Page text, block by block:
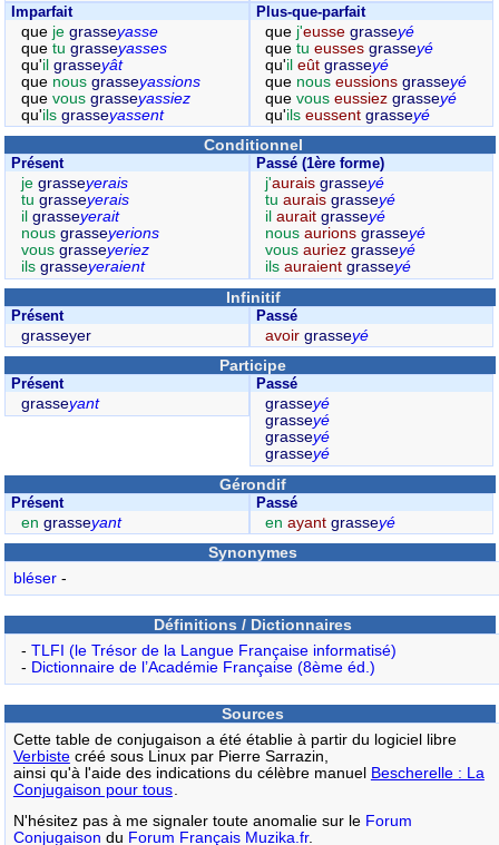
Imparfait
que je grasseyasse
que tu grasseyasses
qu'il grasseyât
que nous grasseyassions
que vous grasseyassiez
qu'ils grasseyassent
Plus-que-parfait
que j'eusse grasseyé
quetueusses grasseyé
qu'ileût grasseyé
que nouseussions grasseyé
quevouseussiez grasseyé
qu'ilseussent grasseyé
Conditionnel
Présent
je grasseyerais
tu grasseyerais
il grasseyerait
nous grasseyerions
vous grasseyeriez
ils grasseyeraient
Passé (1ère forme)
j'aurais grasseyé
tuaurais grasseyé
ilaurait grasseyé
nousaurions grasseyé
vousauriez grasseyé
ilsauraient grasseyé
Infinitif
Présent
grasseyer
Passé
avoir grasseyé
Participe
Présent
grasseyant
Passé
grasseyé
grasseyé
grasseyé
grasseyé
Gérondif
Présent
en grasseyant
Passé
enayant grasseyé
Synonymes
bléser-
Définitions / Dictionnaires
- TLFI (le Trésor de la Langue Française informatisé)
- Dictionnaire de l’Académie Française (8ème éd.)
Sources
Cette table de conjugaison a été établie à partir du logiciel libre
Verbistecréé sous Linux par Pierre Sarrazin,
ainsi qu'à l'aide des indications du célèbre manuel Bescherelle : La
Conjugaison pour tous
N'hésitez pas à me signaler toute anomalie sur le Forum
Conjugaison du Forum Français Muzika.fr.